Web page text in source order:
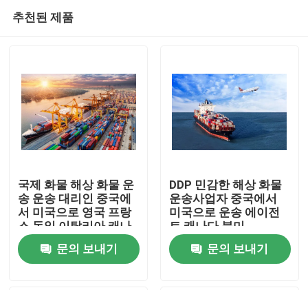
집
추천된 제품
국제 화물 해상 화물 운
송 운송 대리인 중국에
서 미국으로 영국 프랑
스 독일 이탈리아 캐나
다
문의 보내기
DDP 민감한 해상 화물
운송사업자 중국에서
미국으로 운송 에이전
트 캐나다 북미
문의 보내기